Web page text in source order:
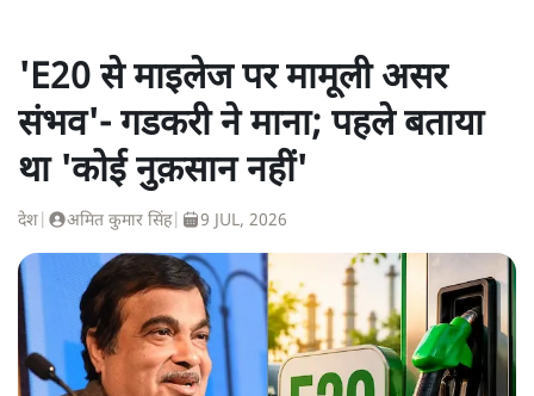
'E20 से माइलेज पर मामूली असर
संभव'- गडकरी ने माना; पहले बताया
था 'कोई नुक़सान नहीं'
देश अमित कुमार सिंह| 9 JUL, 2026